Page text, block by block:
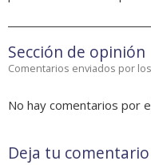
Sección de opinión
Comentarios enviados por
No hay comentarios por
Deja tu comentario